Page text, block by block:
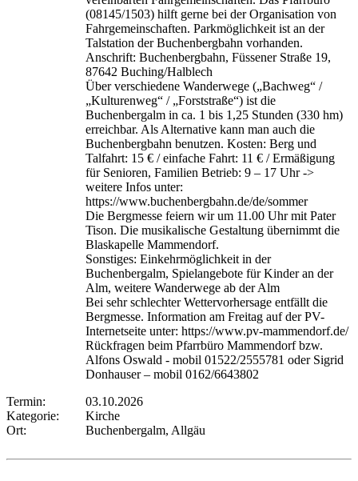
(08145/1503) hilft gerne bei der Organisation von
Fahrgemeinschaften. Parkmöglichkeit ist an der
Talstation der Buchenbergbahn vorhanden.
Anschrift: Buchenbergbahn, Füssener Straße 19,
87642 Buching/Halblech
Über verschiedene Wanderwege („Bachweg“ /
„Kulturenweg“ / „Forststraße“) ist die
Buchenbergalm in ca. 1 bis 1,25 Stunden (330 hm)
erreichbar. Als Alternative kann man auch die
Buchenbergbahn benutzen. Kosten: Berg und
Talfahrt: 15 € / einfache Fahrt: 11 € / Ermäßigung
für Senioren, Familien Betrieb: 9 – 17 Uhr ->
weitere Infos unter:
https://www.buchenbergbahn.de/de/sommer
Die Bergmesse feiern wir um 11.00 Uhr mit Pater
Tison. Die musikalische Gestaltung übernimmt die
Blaskapelle Mammendorf.
Sonstiges: Einkehrmöglichkeit in der
Buchenbergalm, Spielangebote für Kinder an der
Alm, weitere Wanderwege ab der Alm
Bei sehr schlechter Wettervorhersage entfällt die
Bergmesse. Information am Freitag auf der PV-
Internetseite unter: https://www.pv-mammendorf.de/
Rückfragen beim Pfarrbüro Mammendorf bzw.
Alfons Oswald - mobil 01522/2555781 oder Sigrid
Donhauser – mobil 0162/6643802
Termin:
03.10.2026
Kategorie:
Kirche
Ort:
Buchenbergalm, Allgäu